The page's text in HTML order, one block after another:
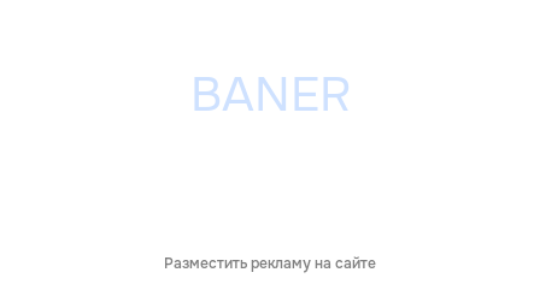
Разместить рекламу на сайте